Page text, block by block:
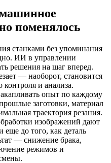
поменялось
станками без упоминания
ИИ в управлении
решения на шаг вперед.
— наоборот, становится
контроля и анализа.
опыт по каждому
заготовки, материал
траектория резания.
изображений дают
еще до того, как деталь
— снижение брака,
режимов и